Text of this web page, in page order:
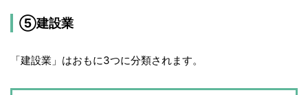
⑤建設業
「建設業」はおもに3つに分類されます。